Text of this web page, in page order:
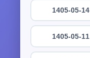
1405-05-14
1405-05-11